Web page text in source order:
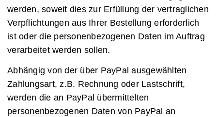
werden, soweit dies zur Erfüllung der vertraglichen
Verpflichtungen aus Ihrer Bestellung erforderlich
ist oder die personenbezogenen Daten im Auftrag
verarbeitet werden sollen.
Abhängig von der über PayPal ausgewählten
Zahlungsart, z.B. Rechnung oder Lastschrift,
werden die an PayPal übermittelten
personenbezogenen Daten von PayPal an